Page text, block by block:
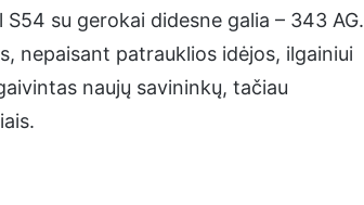
su gerokai didesne galia – 343 AG.
nepaisant patrauklios idėjos, ilgainiui
naujų savininkų, tačiau